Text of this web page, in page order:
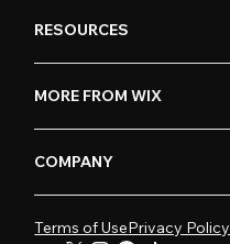
RESOURCES
MORE FROM WIX
COMPANY
Terms of UsePrivacy Policy